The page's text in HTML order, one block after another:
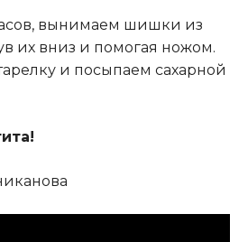
вынимаем шишки из
их вниз и помогая ножом.
и посыпаем сахарной